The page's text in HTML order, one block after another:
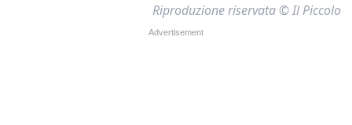
Riproduzione riservata © Il Piccolo